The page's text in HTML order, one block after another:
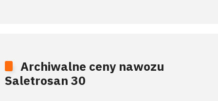
Archiwalne ceny nawozu
Saletrosan 30